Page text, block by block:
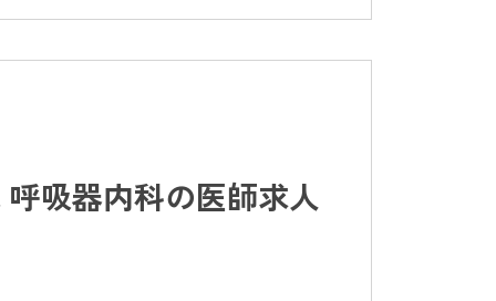
吸器内科の医師求人